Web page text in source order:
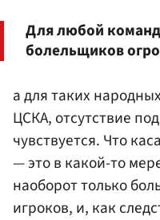
Для любой
болельщиков
а для таких
ЦСКА, отсутствие
чувствуется. Что
— это в какой-то
наоборот только
игроков, и, как